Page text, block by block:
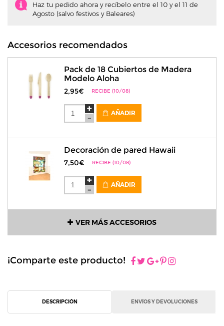
Haz tu pedido ahora y recíbelo entre el 10 y el 11 de
Agosto (salvo festivos y Baleares)
Accesorios recomendados
Pack de 18 Cubiertos de Madera
Modelo Aloha
2,95€ RECIBE (10/08)
AÑADIR
Decoración de pared Hawaii
7,50€ RECIBE (10/08)
AÑADIR
VER MÁS ACCESORIOS
¡Comparte este producto!
DESCRIPCIÓN ENVÍOS Y DEVOLUCIONES